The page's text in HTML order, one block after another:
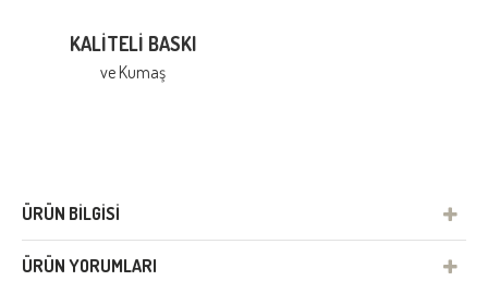
KALITELI BASKI
ve Kumaş
ÜRÜN BILGISI
ÜRÜN YORUMLARI